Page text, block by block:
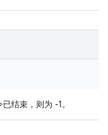
结束，则为 -1。